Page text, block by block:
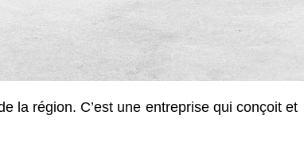
la région. C’est une entreprise qui conçoit et